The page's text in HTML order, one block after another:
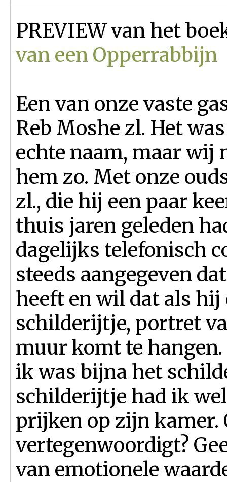
PREVIEW van het
van een Opperrabbijn
Een van onze vaste
Reb Moshe zl. Het
echte naam, maar wij
hem zo. Met onze
zl., die hij een paar
thuis jaren geleden
dagelijks telefonisch
steeds aangegeven
heeft en wil dat als
schilderijtje, portret
muur komt te
ik was bijna het
schilderijtje had ik
prijken op zijn kamer.
vertegenwoordigt?
van emotionele